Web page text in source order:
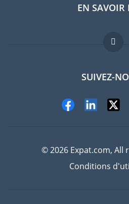
Guides
Offres
EN SAVOIR
FAQ
Experts
SUIVEZ-
© 2026 Expat.com, All
Conditions